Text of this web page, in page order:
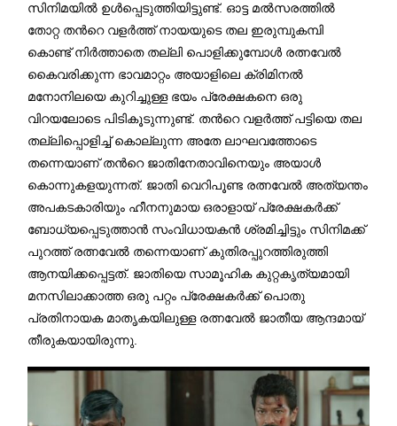
സിനിമയില്‍ ഉള്‍പ്പെടുത്തിയിട്ടുണ്ട്. ഓട്ട മല്‍സരത്തില്‍
തോറ്റ തന്‍റെ വളര്‍ത്ത് നായയുടെ തല ഇരുമ്പുകമ്പി
കൊണ്ട് നിര്‍ത്താതെ തല്ലി പൊളിക്കുമ്പോള്‍ രത്നവേൽ
കെെവരിക്കുന്ന ഭാവമാറ്റം അയാളിലെ ക്രിമിനല്‍
മനോനിലയെ കുറിച്ചുള്ള ഭയം പ്രേക്ഷകനെ ഒരു
വിറയലോടെ പിടികൂടുന്നുണ്ട്. തന്‍റെ വളര്‍ത്ത് പട്ടിയെ തല
തല്ലിപ്പൊളിച്ച് കൊല്ലുന്ന അതേ ലാഘവത്തോടെ
തന്നെയാണ് തന്‍റെ ജാതിനേതാവിനെയും അയാള്‍
കൊന്നുകളയുന്നത്. ജാതി വെറിപൂണ്ട രത്നവേല്‍ അത്യന്തം
അപകടകാരിയും ഹീനനുമായ ഒരാളായ് പ്രേക്ഷകര്‍ക്ക്
ബോധ്യപ്പെടുത്താന്‍ സംവിധായകന്‍ ശ്രമിച്ചിട്ടും സിനിമക്ക്
പുറത്ത് രത്നവേല്‍ തന്നെയാണ് കുതിരപ്പുറത്തിരുത്തി
ആനയിക്കപ്പെട്ടത്. ജാതിയെ സാമൂഹിക കുറ്റകൃത്യമായി
മനസിലാക്കാത്ത ഒരു പറ്റം പ്രേക്ഷകര്‍ക്ക് പൊതു
പ്രതിനായക മാതൃകയിലുള്ള രത്നവേല്‍ ജാതീയ ആന്ദമായ്
തീരുകയായിരുന്നു.